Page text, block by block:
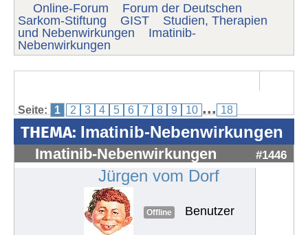
Online-Forum
Forum der Deutschen
Sarkom-Stiftung
GIST
Studien, Therapien
und Nebenwirkungen
Imatinib-
Nebenwirkungen
Seite: 1 2 3 4 5 6 7 8 9 10 ... 18
THEMA: Imatinib-Nebenwirkungen
Imatinib-Nebenwirkungen #1446
Jürgen vom Dorf
Offline Benutzer